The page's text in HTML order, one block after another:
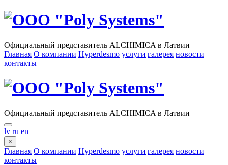
Официальный представитель ALCHIMICA в Латвии
Главная О компании Hyperdesmo услуги галерея новости
контакты
Официальный представитель ALCHIMICA в Латвии
lv ru en
×
Главная О компании Hyperdesmo услуги галерея новости
контакты